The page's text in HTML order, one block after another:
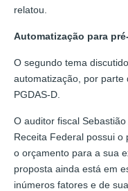
relatou.
Automatização para
O segundo tema
automatização, por
PGDAS-D.
O auditor fiscal
Receita Federal possui o
o orçamento para a sua
proposta ainda está em
inúmeros fatores e de